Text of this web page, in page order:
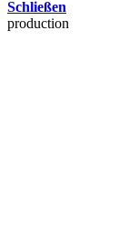
Schließen
production